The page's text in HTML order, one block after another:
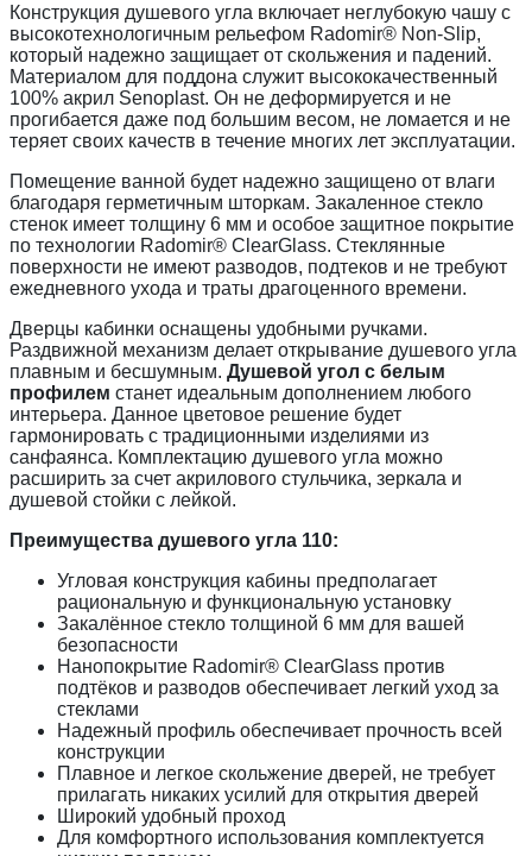
Конструкция душевого угла включает неглубокую чашу с
высокотехнологичным рельефом Radomir® Non-Slip,
который надежно защищает от скольжения и падений.
Материалом для поддона служит высококачественный
100% акрил Senoplast. Он не деформируется и не
прогибается даже под большим весом, не ломается и не
теряет своих качеств в течение многих лет эксплуатации.
Помещение ванной будет надежно защищено от влаги
благодаря герметичным шторкам. Закаленное стекло
стенок имеет толщину 6 мм и особое защитное покрытие
по технологии Radomir® ClearGlass. Стеклянные
поверхности не имеют разводов, подтеков и не требуют
ежедневного ухода и траты драгоценного времени.
Дверцы кабинки оснащены удобными ручками.
Раздвижной механизм делает открывание душевого угла
плавным и бесшумным. Душевой угол с белым
профилем станет идеальным дополнением любого
интерьера. Данное цветовое решение будет
гармонировать с традиционными изделиями из
санфаянса. Комплектацию душевого угла можно
расширить за счет акрилового стульчика, зеркала и
душевой стойки с лейкой.
Преимущества душевого угла 110:
Угловая конструкция кабины предполагает
рациональную и функциональную установку
Закалённое стекло толщиной 6 мм для вашей
безопасности
Нанопокрытие Radomir® ClearGlass против
подтёков и разводов обеспечивает легкий уход за
стеклами
Надежный профиль обеспечивает прочность всей
конструкции
Плавное и легкое скольжение дверей, не требует
прилагать никаких усилий для открытия дверей
Широкий удобный проход
Для комфортного использования комплектуется